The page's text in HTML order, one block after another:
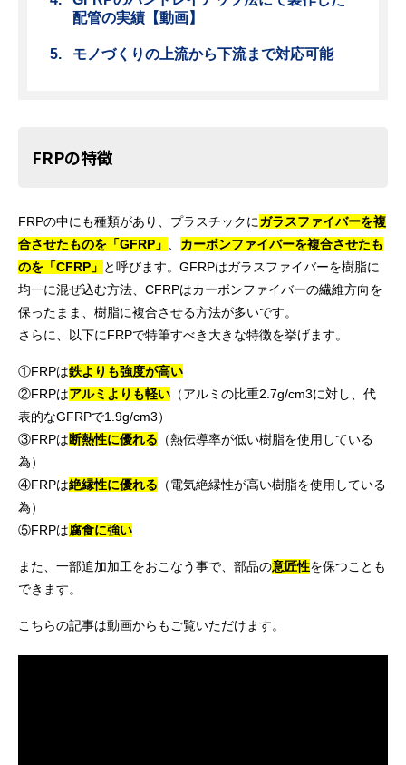
配管の実績【動画】
モノづくりの上流から下流まで対応可能
FRPの特徴
FRPの中にも種類があり、プラスチックにガラスファイバーを複
合させたものを「GFRP」
カーボンファイバーを複合させたも
のを「CFRP」 と呼びます。GFRPはガラスファイバーを樹脂に
均一に混ぜ込む方法、CFRPはカーボンファイバーの繊維方向を
保ったまま、樹脂に複合させる方法が多いです。
さらに、以下にFRPで特筆すべき大きな特徴を挙げます。
①FRPは鉄よりも強度が高い
②FRPはアルミよりも軽い （アルミの比重2.7g/cm3に対し、代
表的なGFRPで1.9g/cm3）
③FRPは断熱性に優れる （熱伝導率が低い樹脂を使用している
為）
④FRPは絶縁性に優れる （電気絶縁性が高い樹脂を使用している
為）
⑤FRPは腐食に強い
また、一部追加加工をおこなう事で、部品の意匠性を保つことも
できます。
こちらの記事は動画からもご覧いただけます。